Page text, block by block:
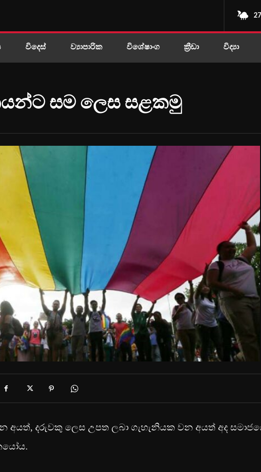
විදෙස් ව්‍යාපාරික විශේෂාංග ක්‍රීඩා විද්‍යා
සම ලෙස සළකමු
අයත්, දරුවකු ලෙස උපත ලබා ගැහැනියක වන අයත් අද